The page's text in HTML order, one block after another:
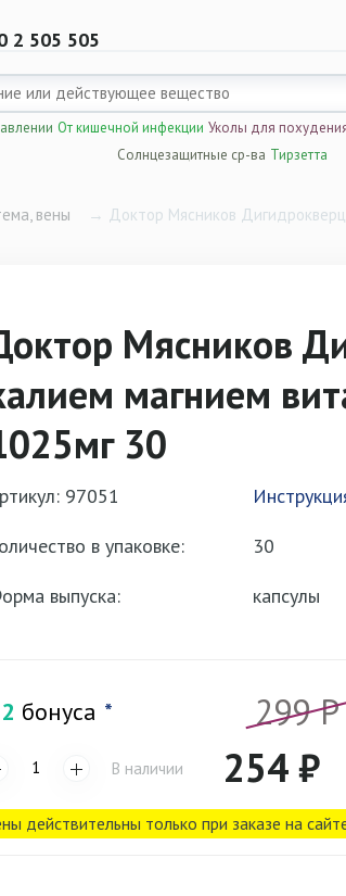
2 505 505
От кишечной инфекции Уколы для
Солнцезащитные ср-ва Тирзетта
вены → Доктор Мясников
Мясников
магнием
30
97051
в упаковке:
30
выпуска:
капсулы
бонуса * 299 P
В наличии 254 ₽
действительны только при заказе на